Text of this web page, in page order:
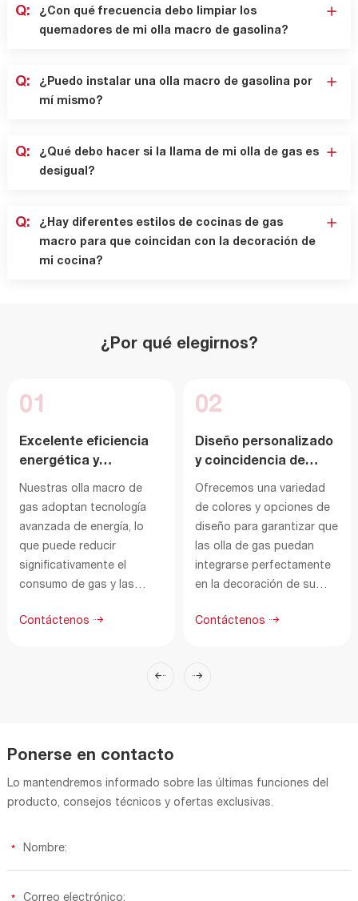
Q:
¿Con qué frecuencia debo limpiar los
quemadores de mi olla macro de gasolina?
Q:
¿Puedo instalar una olla macro de gasolina por
mí mismo?
Q:
¿Qué debo hacer si la llama de mi olla de gas es
desigual?
Q:
¿Hay diferentes estilos de cocinas de gas
macro para que coincidan con la decoración de
mi cocina?
¿Por qué elegirnos?
01
Excelente eficiencia
energética y
desempeño ambiental
Nuestras olla macro de
gas adoptan tecnología
avanzada de energía, lo
que puede reducir
significativamente el
consumo de gas y las
lo ayuda a ahorrar en
Contáctenos
02
Diseño personalizado
y coincidencia de
color
Ofrecemos una variedad
de colores y opciones de
diseño para garantizar que
las olla de gas puedan
integrarse perfectamente
en la decoración de su
necesidades
Contáctenos
Ponerse en contacto
Lo mantendremos informado sobre las últimas funciones del
producto, consejos técnicos y ofertas exclusivas.